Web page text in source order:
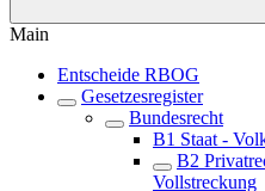
Main
Entscheide RBOG
Gesetzesregister
Bundesrecht
B1 Staat -
B2
Vollstreckung